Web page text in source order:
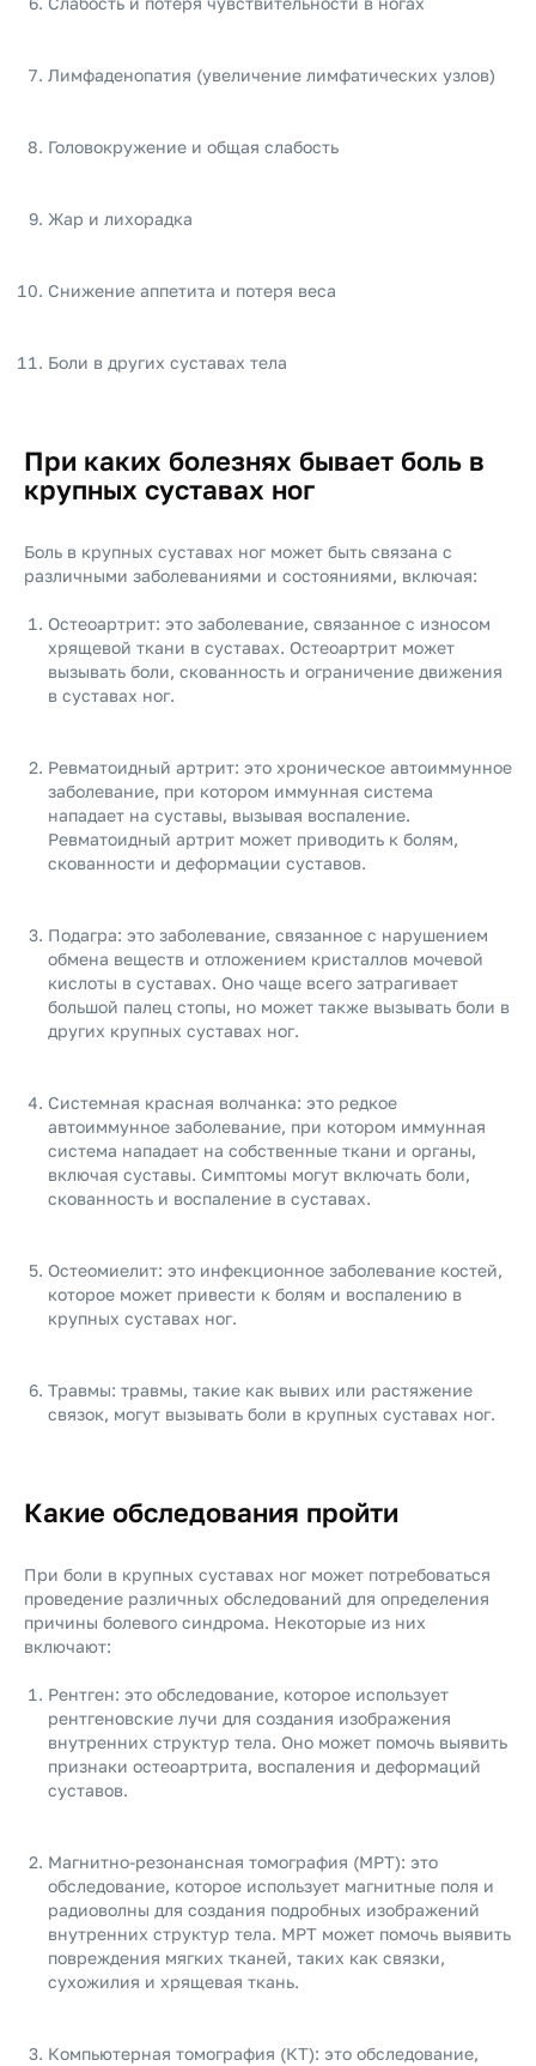
Лимфаденопатия (увеличение лимфатических узлов)
Головокружение и общая слабость
Жар и лихорадка
Снижение аппетита и потеря веса
Боли в других суставах тела
При каких болезнях бывает боль в
крупных суставах ног
Боль в крупных суставах ног может быть связана с
различными заболеваниями и состояниями, включая:
Остеоартрит: это заболевание, связанное с износом
хрящевой ткани в суставах. Остеоартрит может
вызывать боли, скованность и ограничение движения
в суставах ног.
Ревматоидный артрит: это хроническое автоиммунное
заболевание, при котором иммунная система
нападает на суставы, вызывая воспаление.
Ревматоидный артрит может приводить к болям,
скованности и деформации суставов.
Подагра: это заболевание, связанное с нарушением
обмена веществ и отложением кристаллов мочевой
кислоты в суставах. Оно чаще всего затрагивает
большой палец стопы, но может также вызывать боли в
других крупных суставах ног.
Системная красная волчанка: это редкое
автоиммунное заболевание, при котором иммунная
система нападает на собственные ткани и органы,
включая суставы. Симптомы могут включать боли,
скованность и воспаление в суставах.
Остеомиелит: это инфекционное заболевание костей,
которое может привести к болям и воспалению в
крупных суставах ног.
Травмы: травмы, такие как вывих или растяжение
связок, могут вызывать боли в крупных суставах ног.
Какие обследования пройти
При боли в крупных суставах ног может потребоваться
проведение различных обследований для определения
причины болевого синдрома. Некоторые из них
включают:
Рентген: это обследование, которое использует
рентгеновские лучи для создания изображения
внутренних структур тела. Оно может помочь выявить
признаки остеоартрита, воспаления и деформаций
суставов.
Магнитно-резонансная томография (МРТ): это
обследование, которое использует магнитные поля и
радиоволны для создания подробных изображений
внутренних структур тела. МРТ может помочь выявить
повреждения мягких тканей, таких как связки,
сухожилия и хрящевая ткань.
Компьютерная томография (КТ): это обследование,